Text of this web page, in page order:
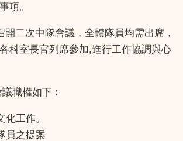
項。
開二次中隊會議，全體隊員均需出席，
科室長官列席參加,進行工作協調與心
職權如下︰
化工作。
員之提案